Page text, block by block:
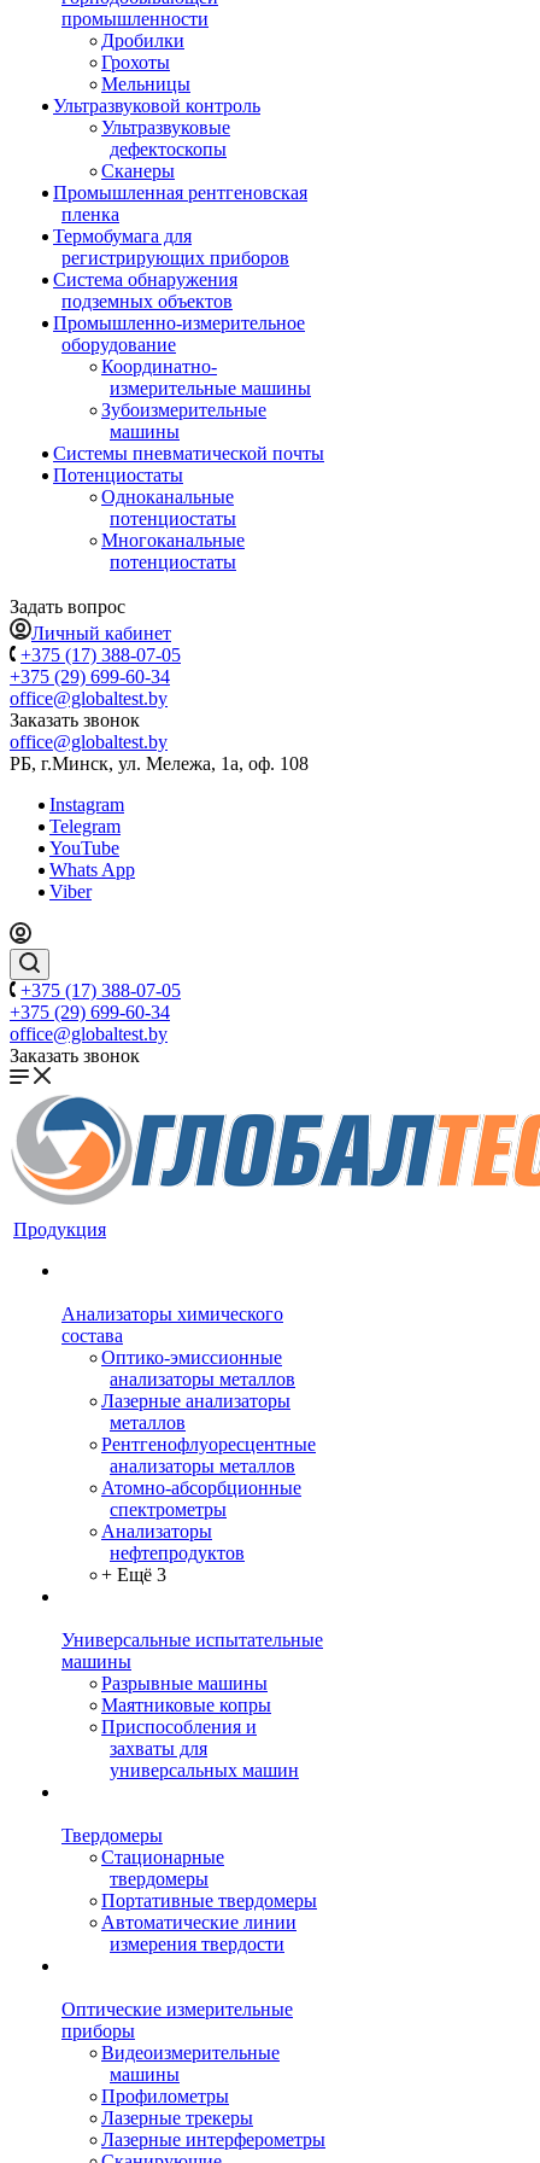
промышленности
Дробилки
Грохоты
Мельницы
Ультразвуковой контроль
Ультразвуковые
дефектоскопы
Сканеры
Промышленная рентгеновская
пленка
Термобумага для
регистрирующих приборов
Система обнаружения
подземных объектов
Промышленно-измерительное
оборудование
Координатно-
измерительные машины
Зубоизмерительные
машины
Системы пневматической почты
Потенциостаты
Одноканальные
потенциостаты
Многоканальные
потенциостаты
Задать вопрос
Личный кабинет
+375 (17) 388-07-05
+375 (29) 699-60-34
office@globaltest.by
Заказать звонок
office@globaltest.by
РБ, г.Минск, ул. Мележа, 1а, оф. 108
Instagram
Telegram
YouTube
Whats App
Viber
+375 (17) 388-07-05
+375 (29) 699-60-34
office@globaltest.by
Заказать звонок
Продукция
Анализаторы химического
состава
Оптико-эмиссионные
анализаторы металлов
Лазерные анализаторы
металлов
Рентгенофлуоресцентные
анализаторы металлов
Атомно-абсорбционные
спектрометры
Анализаторы
нефтепродуктов
+ Ещё 3
Универсальные испытательные
машины
Разрывные машины
Маятниковые копры
Приспособления и
захваты для
универсальных машин
Твердомеры
Стационарные
твердомеры
Портативные твердомеры
Автоматические линии
измерения твердости
Оптические измерительные
приборы
Видеоизмерительные
машины
Профилометры
Лазерные трекеры
Лазерные интерферометры